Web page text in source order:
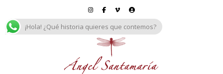
¡Hola! ¿Qué historia quieres que contemos?